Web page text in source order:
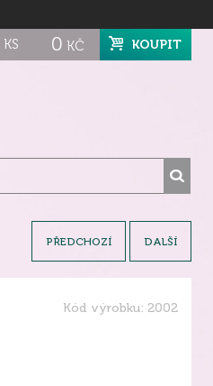
KS 0 KČ KOUPIT
PŘEDCHOZÍ DALŠÍ
Kód výrobku: 2002